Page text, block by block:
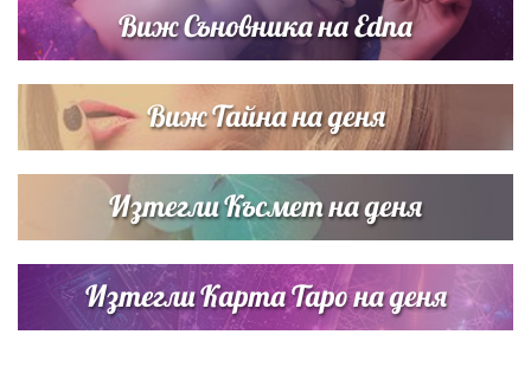
Виж Съновника на Edna
Виж Тайна на деня
Изтегли Късмет на деня
Изтегли Карта Таро на деня